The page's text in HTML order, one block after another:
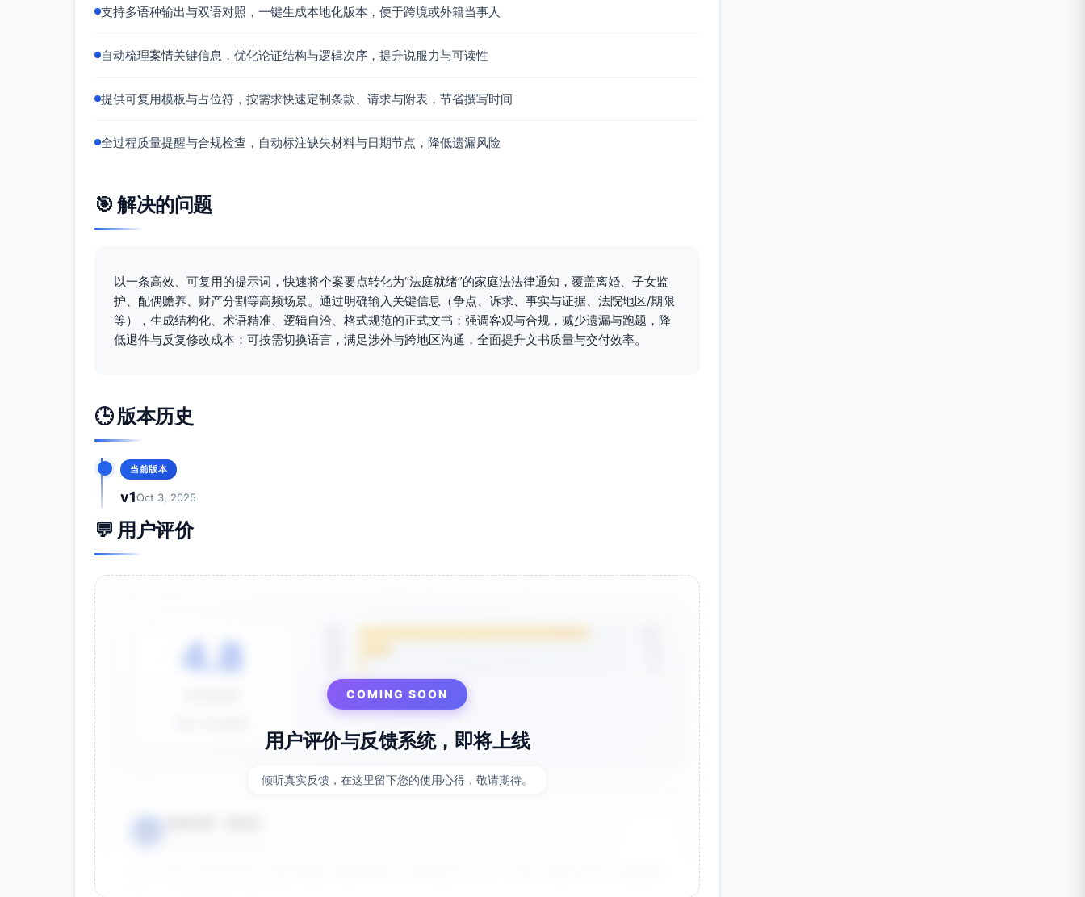
年人卷入诉讼的负面效应，并为后续家事调查、心理评估与调解创造条件。
日常作息与居住：子女居住于________________；保证按时到校与休息；任何探望安排应避免影响次日上学
交接规则：双方务必提前24小时确认行程；迟到超过30分钟视为当次探望放弃，但不得据此累积限制后
医疗应对：突发疾病由实际抚养方即刻就医并通知对方；重大医疗决定须协商；费用由双方按____比例临
时承担（不影响最终分担判决）。
通信秩序：双方不得在子女与对方通话/视频期间干扰或监听；如存在信息干扰或操控行为，法院可据情
四、证据与材料目录（随附）
户口簿/出生医学证明/在校证明/学业报告单；
居住证明/房屋租赁合同/房产证/居住照片（生活环境）；
警情记录/人身安全保护令/验伤单/录音录像/证人证言（如涉及安全风险）；
其他与子女最佳利益相关证据。
女意见、禁止家庭暴力及紧急救济的相关规定；
裁判规则与通行做法：围绕“未成年人最大利益”“稳定与连续性”“促进与维护亲子关系”“确保安全与不受不
当影响”等因素的考量。
六、结语与请求 鉴于上述事实与理由，为最大限度维护未成年子女的身心健康与日常秩序，避免因诉讼不确
定性对其造成不利影响，恳请贵院在查明基本事实后，依法尽速对本申请作出临时裁定/决定。对拟定方案如
需听证或经家事调查/心理评估后调整，申请人将充分配合。
此致 _______人民法院（家事审判庭）
申请人（签名）：____________ 代理律师（如有，签名并加盖律所章）：________________ 律所名称与联系方
式：_____________________________ 送达地址及电子送达确认：__________________________
支持多语种输出与双语对照，一键生成本地化版本，便于跨境或外籍当事人
自动梳理案情关键信息，优化论证结构与逻辑次序，提升说服力与可读性
提供可复用模板与占位符，按需求快速定制条款、请求与附表，节省撰写时间
全过程质量提醒与合规检查，自动标注缺失材料与日期节点，降低遗漏风险
🎯 解决的问题
以一条高效、可复用的提示词，快速将个案要点转化为“法庭就绪”的家庭法法律通知，覆盖离婚、子女监
护、配偶赡养、财产分割等高频场景。通过明确输入关键信息（争点、诉求、事实与证据、法院地区/期限
等），生成结构化、术语精准、逻辑自洽、格式规范的正式文书；强调客观与合规，减少遗漏与跑题，降
低退件与反复修改成本；可按需切换语言，满足涉外与跨地区沟通，全面提升文书质量与交付效率。
🕒 版本历史
当前版本
v1Oct 3, 2025
💬 用户评价
4.8
COMING SOON
用户评价与反馈系统，即将上线
倾听真实反馈，在这里留下您的使用心得，敬请期待。